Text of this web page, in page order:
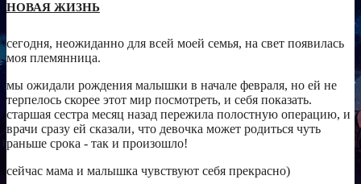
НОВАЯ ЖИЗНЬ
сегодня, неожиданно для всей моей семья, на свет появилась
моя племянница.
мы ожидали рождения малышки в начале февраля, но ей не
терпелось скорее этот мир посмотреть, и себя показать.
старшая сестра месяц назад пережила полостную операцию, и
врачи сразу ей сказали, что девочка может родиться чуть
раньше срока - так и произошло!
сейчас мама и малышка чувствуют себя прекрасно)